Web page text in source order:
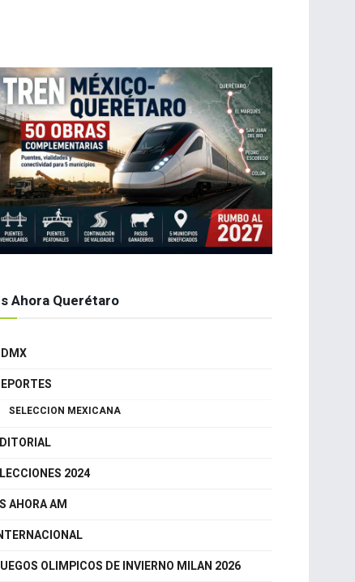
Ahora Querétaro
CDMX
SELECCION MEXICANA
2024
AHORA AM